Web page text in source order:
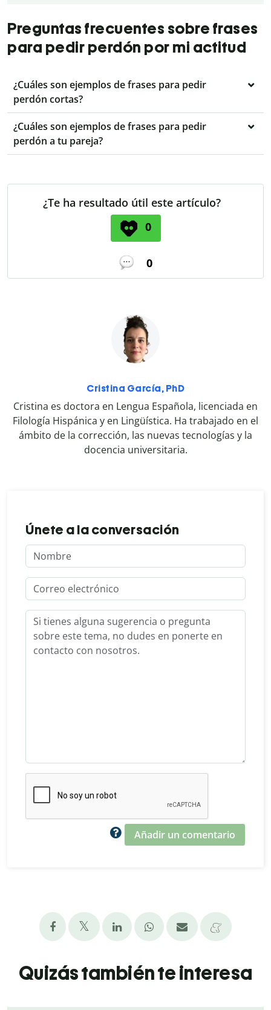
Preguntas frecuentes sobre frases
para pedir perdón por mi actitud
¿Cuáles son ejemplos de frases para pedir
perdón cortas?
¿Cuáles son ejemplos de frases para pedir
perdón a tu pareja?
¿Te ha resultado útil este artículo?
0
0
Cristina García, PhD
Cristina es doctora en Lengua Española, licenciada en
Filología Hispánica y en Lingüística. Ha trabajado en el
ámbito de la corrección, las nuevas tecnologías y la
docencia universitaria.
Únete a la conversación
Añadir un comentario
Quizás también te interesa